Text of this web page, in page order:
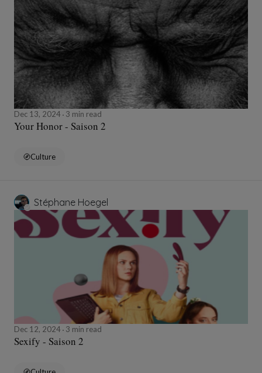
Dec 13, 2024 3 min read
Your Honor - Saison 2
Culture
Stéphane Hoegel
Dec 12, 2024 3 min read
Sexify - Saison 2